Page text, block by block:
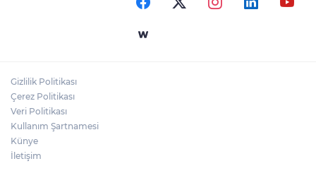
Gizlilik Politikası
Çerez Politikası
Veri Politikası
Kullanım Şartnamesi
Künye
İletişim